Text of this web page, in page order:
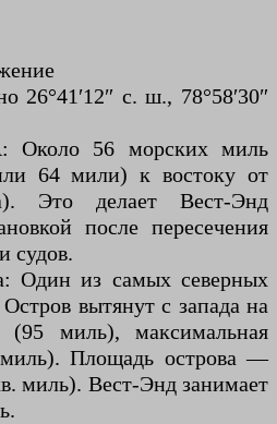
26°41′12″ с. ш., 78°58′30″
Около 56 морских миль
64 мили) к востоку от
Это делает Вест-Энд
после пересечения
судов.
Один из самых северных
вытянут с запада на
миль), максимальная
Площадь острова —
миль). Вест-Энд занимает